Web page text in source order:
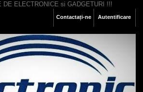
Autentificare
Contactați-ne